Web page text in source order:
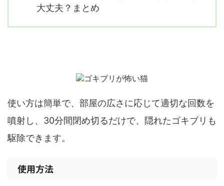
大丈夫？まとめ
使い方は簡単で、部屋の広さに応じて適切な回数を
噴射し、30分間閉め切るだけで、隠れたゴキブリも
駆除できます。
使用方法